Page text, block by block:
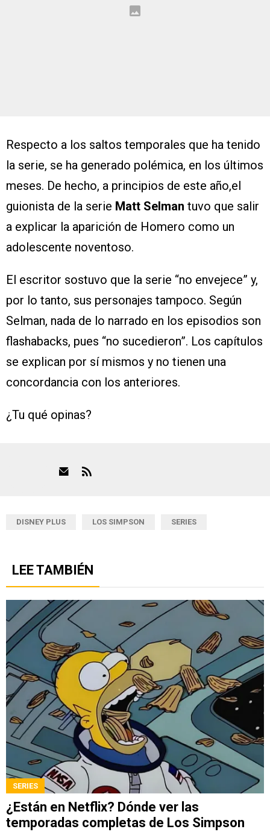
Respecto a los saltos temporales que ha tenido
la serie, se ha generado polémica, en los últimos
meses. De hecho, a principios de este año,el
guionista de la serie Matt Selman tuvo que salir
a explicar la aparición de Homero como un
adolescente noventoso.
El escritor sostuvo que la serie “no envejece” y,
por lo tanto, sus personajes tampoco. Según
Selman, nada de lo narrado en los episodios son
flashabacks, pues “no sucedieron”. Los capítulos
se explican por sí mismos y no tienen una
concordancia con los anteriores.
¿Tu qué opinas?
DISNEY PLUS LOS SIMPSON SERIES
LEE TAMBIÉN
SERIES
¿Están en Netflix? Dónde ver las
temporadas completas de Los Simpson